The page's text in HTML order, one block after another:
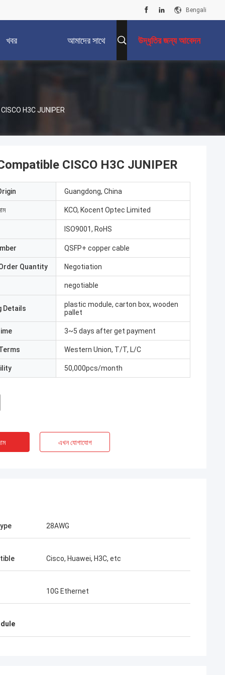
Bengali
খবর আমাদের সাথে উদ্ধৃতির জন্য আবেদন
H3C JUNIPER
বেশি সময় ধরে, আমরা একসাথে
দ্রুত সংযোগকারী এবং
CISCO H3C JUNIPER
Guangdong, China
KCO, Kocent Optec Limited
ISO9001, RoHS
QSFP+ copper cable
Quantity Negotiation
negotiable
Details
plastic module, carton box, wooden
pallet
3~5 days after get payment
Western Union, T/T, L/C
50,000pcs/month
এখন যোগাযোগ
28AWG
Cisco, Huawei, H3C, etc
10G Ethernet